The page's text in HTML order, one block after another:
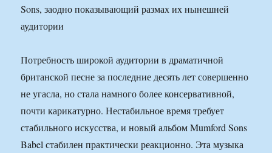
Sons, заодно показывающий размах их нынешней
аудитории
Потребность широкой аудитории в драматичной
британской песне за последние десять лет совершенно
не угасла, но стала намного более консервативной,
почти карикатурно. Нестабильное время требует
стабильного искусства, и новый альбом Mumford Sons
Babel стабилен практически реакционно. Эта музыка